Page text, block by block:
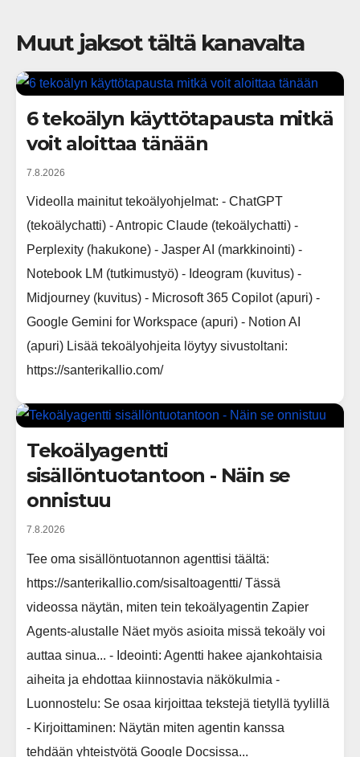
Muut jaksot tältä kanavalta
6 tekoälyn käyttötapausta mitkä
voit aloittaa tänään
7.8.2026
Videolla mainitut tekoälyohjelmat: - ChatGPT
(tekoälychatti) - Antropic Claude (tekoälychatti) -
Perplexity (hakukone) - Jasper AI (markkinointi) -
Notebook LM (tutkimustyö) - Ideogram (kuvitus) -
Midjourney (kuvitus) - Microsoft 365 Copilot (apuri) -
Google Gemini for Workspace (apuri) - Notion AI
(apuri) Lisää tekoälyohjeita löytyy sivustoltani:
https://santerikallio.com/
Tekoälyagentti
sisällöntuotantoon - Näin se
onnistuu
7.8.2026
Tee oma sisällöntuotannon agenttisi täältä:
https://santerikallio.com/sisaltoagentti/ Tässä
videossa näytän, miten tein tekoälyagentin Zapier
Agents-alustalle Näet myös asioita missä tekoäly voi
auttaa sinua... - Ideointi: Agentti hakee ajankohtaisia
aiheita ja ehdottaa kiinnostavia näkökulmia -
Luonnostelu: Se osaa kirjoittaa tekstejä tietyllä tyylillä
- Kirjoittaminen: Näytän miten agentin kanssa
tehdään yhteistyötä Google Docsissa...